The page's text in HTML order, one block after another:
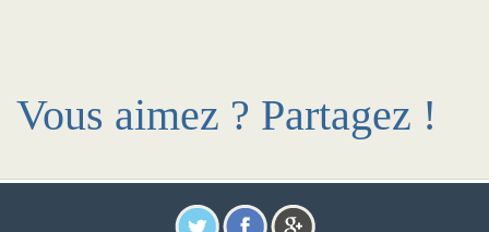
Vous aimez ? Partagez !